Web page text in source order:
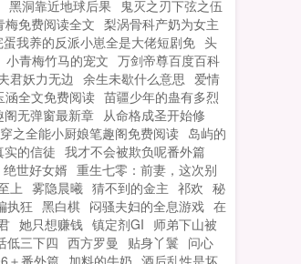
黑洞靠近地球后果
鬼灭之刃下弦之伍
梅免费阅读全文 梨涡骨科产奶为女主
蛋我养的反派小崽全是大佬短剧免 头
小青梅竹马的宠文 万剑帝尊百度百科
君妖力无边 余生未歇什么意思 爱情
涵全文免费阅读 苗疆少年的蛊有多烈
无弹窗最新章 从命格成圣开始修
之全能小厨娘笔趣阁免费阅读 岛屿的
实的信徒 我才不会被欺负呢番外篇
绝世好女婿 重生七零：前妻，这次别
上 雾隐晨曦 猜不到的金主 祁欢 秘
执狂 黑白棋 闷骚夫妇的全息游戏 在
她只想赚钱 镇定剂GI 师弟下山被
低三下四 西方罗曼 贴身丫鬟 问心
＋番外篇 加料的牛奶 酒后乱性是坏